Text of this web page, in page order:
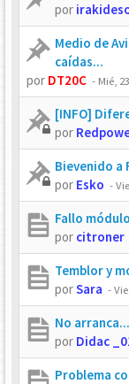
por
Medio de
caídas...
por DT20C - Mié,
[INFO]
por
Bievenido a
por Esko -
Fallo
por citroner
Temblor y
porSara -
No arranca...
por Didac
Problema